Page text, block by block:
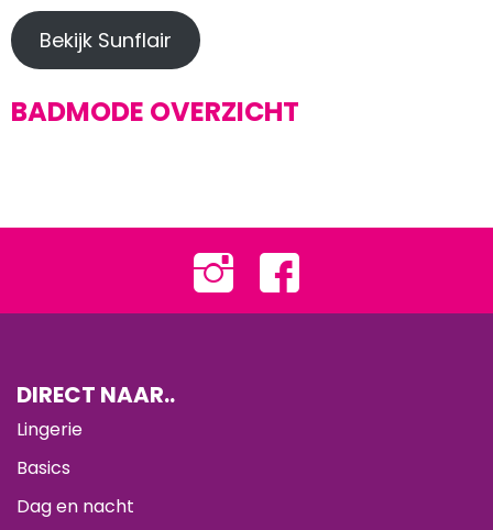
Bekijk Sunflair
BADMODE OVERZICHT
DIRECT NAAR..
Lingerie
Basics
Dag en nacht